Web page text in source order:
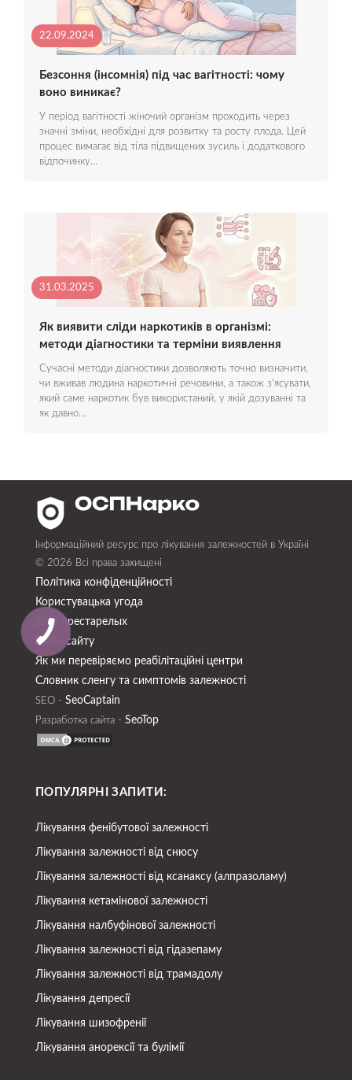
22.09.2024
Безсоння (інсомнія) під час вагітності: чому
воно виникає?
У період вагітності жіночий організм проходить через
значні зміни, необхідні для розвитку та росту плода. Цей
процес вимагає від тіла підвищених зусиль і додаткового
відпочинку…
31.03.2025
Як виявити сліди наркотиків в організмі:
методи діагностики та терміни виявлення
Сучасні методи діагностики дозволяють точно визначити,
чи вживав людина наркотичні речовини, а також з'ясувати,
який саме наркотик був використаний, у якій дозуванні та
як давно…
Інформаційний ресурс про лікування залежностей в Україні
© 2026 Всі права захищені
Політика конфіденційності
Користувацька угода
Дом престарелых
Мапа сайту
Як ми перевіряємо реабілітаційні центри
Словник сленгу та симптомів залежності
SEO - SeoСaptain
Разработка сайта - SeoTop
ПОПУЛЯРНІ ЗАПИТИ:
Лікування фенібутової залежності
Лікування залежності від снюсу
Лікування залежності від ксанаксу (алпразоламу)
Лікування кетамінової залежності
Лікування налбуфінової залежності
Лікування залежності від гідазепаму
Лікування залежності від трамадолу
Лікування депресії
Лікування шизофренії
Лікування анорексії та булімії